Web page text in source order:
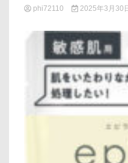
phi72110 2025年3月30